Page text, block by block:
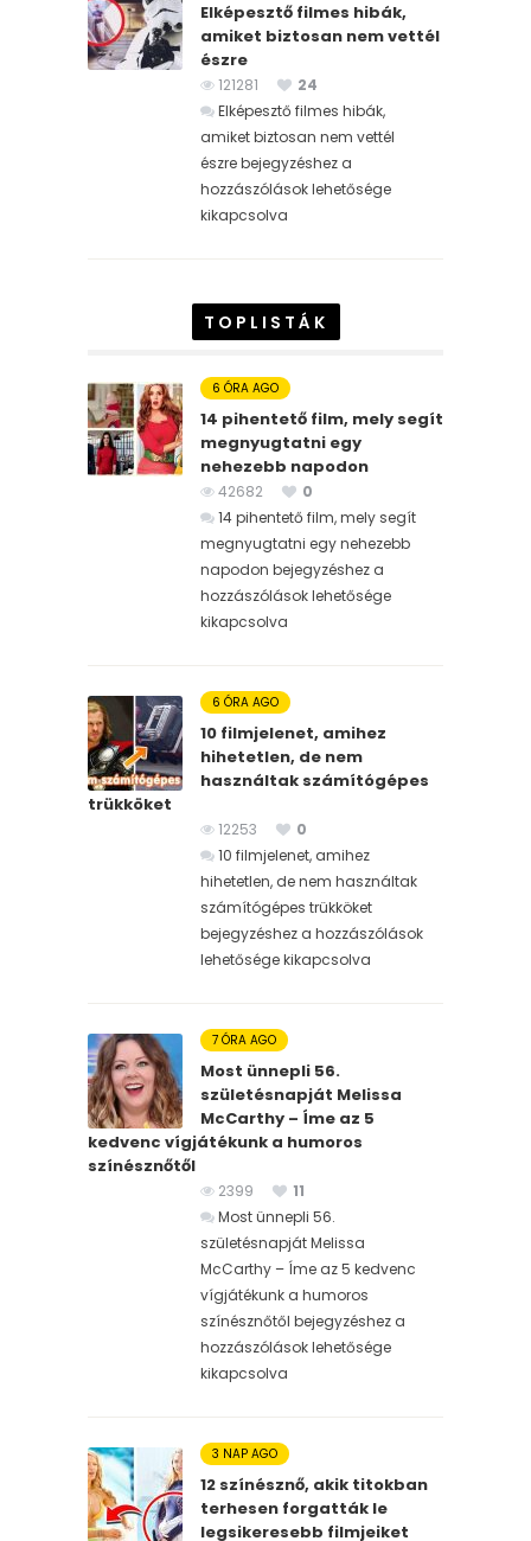
Elképesztő filmes hibák,
amiket biztosan nem vettél
észre
121281
24
Elképesztő filmes hibák,
amiket biztosan nem vettél
észre bejegyzéshez a
hozzászólások lehetősége
kikapcsolva
TOPLISTÁK
6 ÓRA AGO
14 pihentető film, mely segít
megnyugtatni egy
nehezebb napodon
42682
0
14 pihentető film, mely segít
megnyugtatni egy nehezebb
napodon bejegyzéshez a
hozzászólások lehetősége
kikapcsolva
6 ÓRA AGO
10 filmjelenet, amihez
hihetetlen, de nem
használtak számítógépes
trükköket
12253
0
10 filmjelenet, amihez
hihetetlen, de nem használtak
számítógépes trükköket
bejegyzéshez a hozzászólások
lehetősége kikapcsolva
7 ÓRA AGO
Most ünnepli 56.
születésnapját Melissa
McCarthy – Íme az 5
kedvenc vígjátékunk a humoros
színésznőtől
2399
11
Most ünnepli 56.
születésnapját Melissa
McCarthy – Íme az 5 kedvenc
vígjátékunk a humoros
színésznőtől bejegyzéshez a
hozzászólások lehetősége
kikapcsolva
3 NAP AGO
12 színésznő, akik titokban
terhesen forgatták le
legsikeresebb filmjeiket